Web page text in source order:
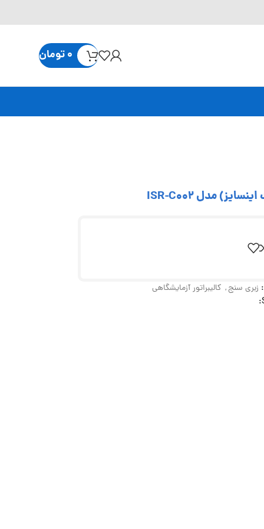
0تومان
زبری سنج, کالیبراتور آزمایشگاهی